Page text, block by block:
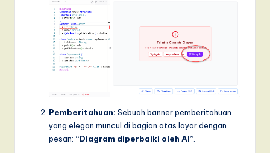
Pemberitahuan: Sebuah banner pemberitahuan
yang elegan muncul di bagian atas layar dengan
pesan: “Diagram diperbaiki oleh AI”